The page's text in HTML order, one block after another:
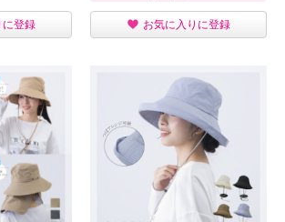
に登録 お気に入りに登録